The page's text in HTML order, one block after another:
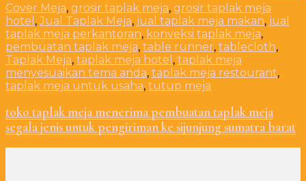
Cover Meja, grosir taplak meja, grosir taplak meja
hotel ,Jual Taplak Meja, jual taplak meja makan, jual
taplak meja perkantoran, konveksi taplak meja,
pembuatan taplak meja, table runner, tablecloth,
Taplak Meja, taplak meja hotel , taplak meja
menyesuaikan tema anda, taplak meja restourant,
taplak meja untuk usaha, tutup meja
toko taplak meja menerima pembuatan taplak meja
segala jenis untuk pengiriman ke sijunjung sumatra barat